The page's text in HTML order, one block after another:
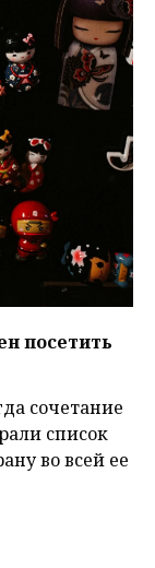
посетить
сочетание
список
во всей ее